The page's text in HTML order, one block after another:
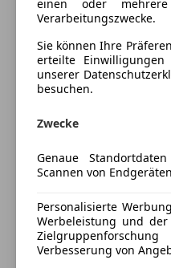
Unterhaltung/Media
Android Auto
Apple CarPlay
Bluetooth
Radio
ABS
Isofix
Nebelscheinwerfer
Notbremsassistent
*Airbags
*Garantie
*Lenkrad in Höhe und
*Stop&Start System
*12-Volt Anschluss vorne
Preisbewertung
Versicherung
einen oder
Verarbeitungszwecke.
Sie können Ihre
erteilte
unserer
besuchen.
Zwecke
Genaue
Scannen von Endgeräten
Personalisierte
Werbeleistung und
Verbesserung von